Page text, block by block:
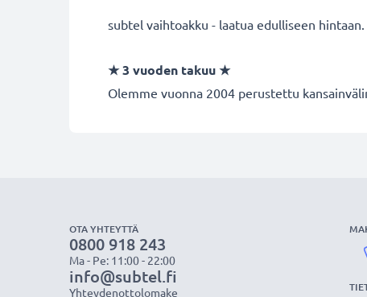
subtel vaihtoakku - laatua edulliseen hintaan.
★3 vuoden takuu★
Olemme vuonna 2004 perustettu
OTA YHTEYTTÄ
0800 918 243
Ma - Pe: 11:00 - 22:00
info@subtel.fi
Yhteydenottolomake